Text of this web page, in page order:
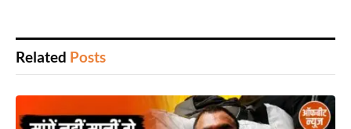
Related Posts